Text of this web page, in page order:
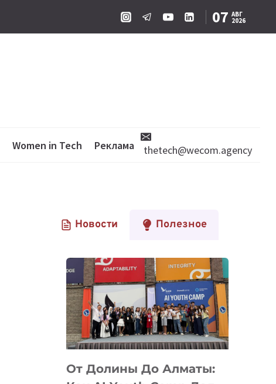
07 АВГ
2026
Women in Tech Реклама thetech@wecom.agency
Новости Полезное
От Долины До Алматы: